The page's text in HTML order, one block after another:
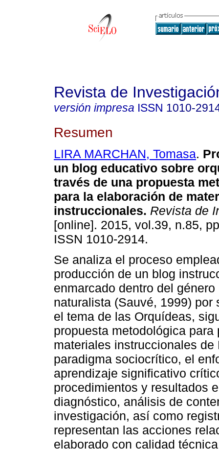
Revista de
versión impresa ISSN 1010-
Resumen
LIRA MARCHAN, Tomasa.
un blog educativo sobre
través de una propuesta
para la elaboración de
instruccionales. Revista de
[online]. 2015, vol.39, n.85,
ISSN 1010-2914.
Se analiza el proceso
producción de un blog
enmarcado dentro del
naturalista (Sauvé, 1999) por
el tema de las Orquídeas,
propuesta metodológica para
materiales instruccionales
paradigma sociocrítico, el
aprendizaje significativo
procedimientos y resultados
diagnóstico, análisis de
investigación, así como
representan las acciones
elaborado con calidad